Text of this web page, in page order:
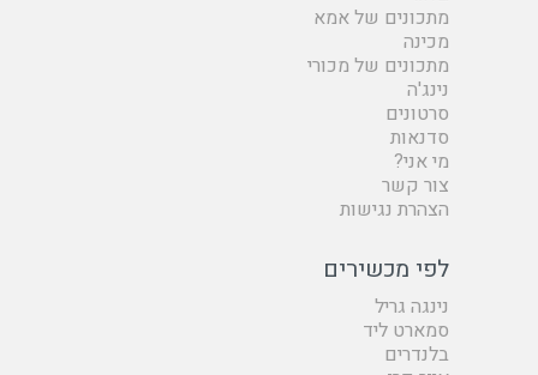
מתכונים של אמא
מכינה
מתכונים של מכורי
נינג'ה
סרטונים
סדנאות
מי אני?
צור קשר
הצהרת נגישות
לפי מכשירים
נינגה גריל
סמארט ליד
בלנדרים